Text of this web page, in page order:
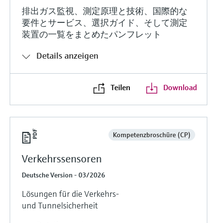
排出ガス監視、測定原理と技術、国際的な
要件とサービス、選択ガイド、そして測定
装置の一覧をまとめたパンフレット
Details anzeigen
Teilen Download
Kompetenzbroschüre (CP)
Verkehrssensoren
Deutsche Version - 03/2026
Lösungen für die Verkehrs-
und Tunnelsicherheit